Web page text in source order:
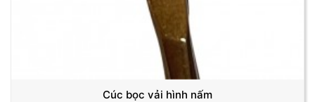
Cúc bọc vải hình nấm